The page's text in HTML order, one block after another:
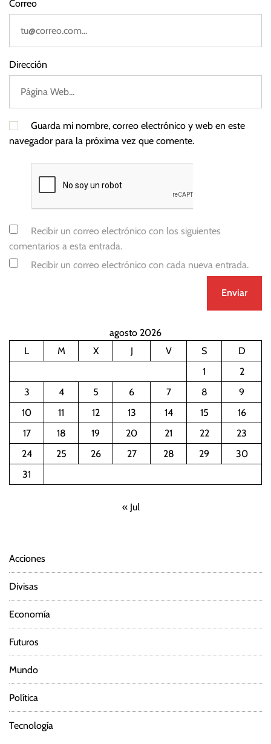
Correo
Dirección
Guarda mi nombre, correo electrónico y web en este
navegador para la próxima vez que comente.
Recibir un correo electrónico con los siguientes
comentarios a esta entrada.
Recibir un correo electrónico con cada nueva entrada.
agosto 2026
L
M X J V S
D
1
2
3
4 5 6 7 8
9
10
11 12 13 14 15
16
17
18 19 20 21 22
23
24
25 26 27 28 29
30
31
« Jul
Acciones
Divisas
Economía
Futuros
Mundo
Política
Tecnología